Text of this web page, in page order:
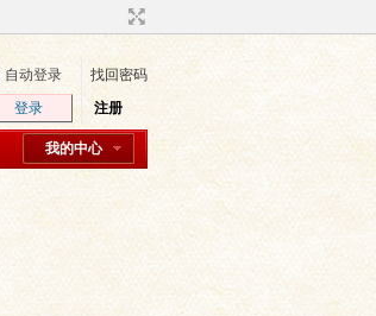
自动登录
找回密码
登录 注册
我的中心